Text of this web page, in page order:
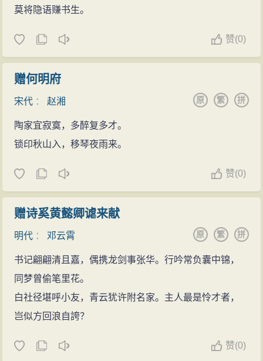
莫将隐语赚书生。
赞(0)
赠何明府
宋代 ：赵湘 拼
繁
原
陶家宜寂寞，多醉复多才。
锁印秋山入，移琴夜雨来。
赞(0)
赠诗奚黄懿卿谑来献
明代 ： 邓云霄 拼
繁
原
书记翩翩清且嘉，偶携龙剑事张华。行吟常负囊中锦，
同梦曾偷笔里花。
白社径堪呼小友，青云犹许附名家。主人最是怜才者，
岂似方回浪自誇？
赞(0)